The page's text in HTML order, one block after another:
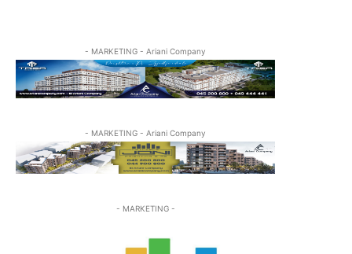
- MARKETING - Ariani Company
- MARKETING - Ariani Company
- MARKETING -